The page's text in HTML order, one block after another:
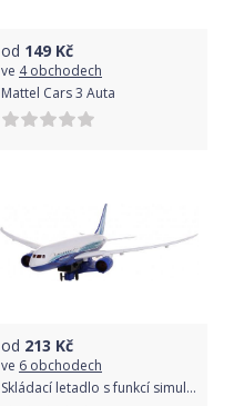
od 149 Kč
ve 4 obchodech
Mattel Cars 3 Auta
od 213 Kč
ve 6 obchodech
Skládací letadlo s funkcí simulovaného vzletu